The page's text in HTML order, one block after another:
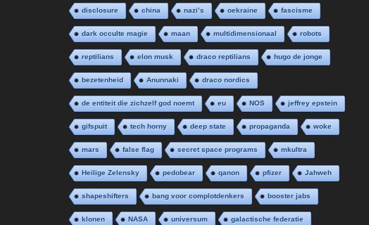
disclosure china nazi’s oekraine fascisme
dark occulte magie maan multidimensionaal robots
reptilians elon musk draco reptilians hugo de jonge
bezetenheid Anunnaki draco nordics
de entiteit die zichzelf god noemt eu NOS jeffrey epstein
gifspuit tech horny deep state propaganda woke
mars false flag secret space programs mkultra
Heilige Zelensky pedobear qanon pfizer Jahweh
shapeshifters bang voor complotdenkers booster jabs
klonen NASA universum galactische federatie